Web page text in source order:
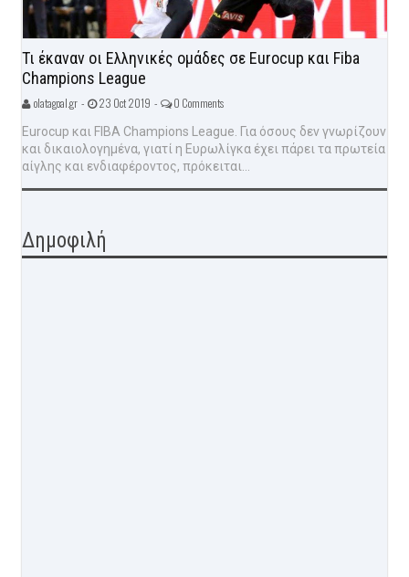
Τι έκαναν οι Ελληνικές ομάδες σε Eurocup και Fiba
Champions League
olatagoal.gr - 23 Oct 2019 - 0 Comments
Eurocup και FIBA Champions League. Για όσους δεν γνωρίζουν
και δικαιολογημένα, γιατί η Ευρωλίγκα έχει πάρει τα πρωτεία
αίγλης και ενδιαφέροντος, πρόκειται...
Δημοφιλή